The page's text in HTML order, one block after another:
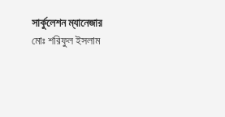
সার্কুলেশন ম্যানেজার
মোঃ শরিফুল ইসলাম